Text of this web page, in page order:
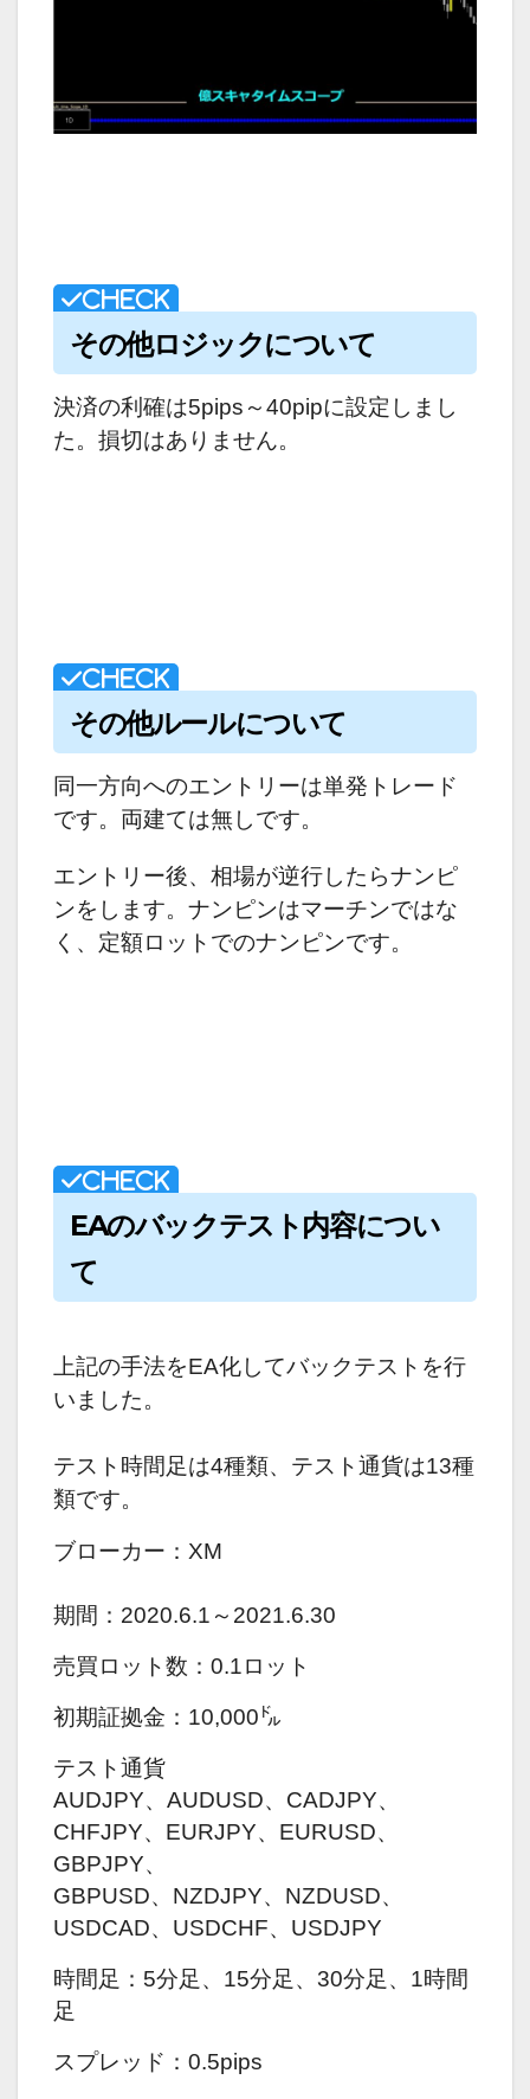
その他ロジックについて
決済の利確は5pips～40pipに設定しまし
た。損切はありません。
その他ルールについて
同一方向へのエントリーは単発トレード
です。両建ては無しです。
エントリー後、相場が逆行したらナンピ
ンをします。ナンピンはマーチンではな
く、定額ロットでのナンピンです。
EAのバックテスト内容につい
て
上記の手法をEA化してバックテストを行
いました。
テスト時間足は4種類、テスト通貨は13種
類です。
ブローカー：XM
期間：2020.6.1～2021.6.30
売買ロット数：0.1ロット
初期証拠金：10,000㌦
テスト通貨
AUDJPY、AUDUSD、CADJPY、
CHFJPY、EURJPY、EURUSD、
GBPJPY、
GBPUSD、NZDJPY、NZDUSD、
USDCAD、USDCHF、USDJPY
時間足：5分足、15分足、30分足、1時間
足
スプレッド：0.5pips